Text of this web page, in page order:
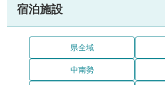
宿泊施設
県全域
中南勢